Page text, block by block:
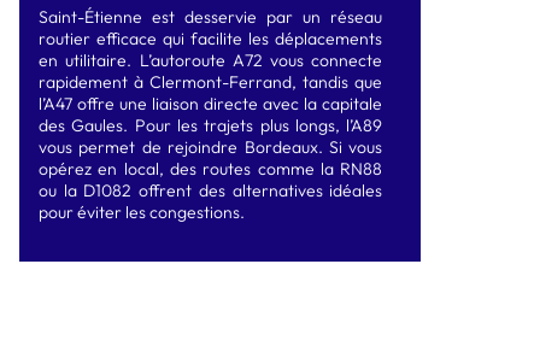
Saint-Étienne est desservie par un réseau
routier efficace qui facilite les déplacements
en utilitaire. L’autoroute A72 vous connecte
rapidement à Clermont-Ferrand, tandis que
l’A47 offre une liaison directe avec la capitale
des Gaules. Pour les trajets plus longs, l’A89
vous permet de rejoindre Bordeaux. Si vous
opérez en local, des routes comme la RN88
ou la D1082 offrent des alternatives idéales
pour éviter les congestions.